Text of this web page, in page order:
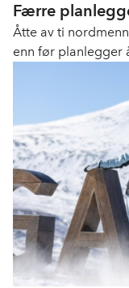
Færre
Åtte av ti
enn før planlegger